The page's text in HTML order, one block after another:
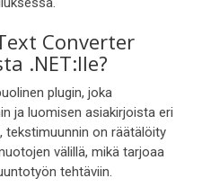
Converter
.NET:lle?
plugin, joka
ja luomisen asiakirjoista eri
on räätälöity
välillä, mikä tarjoaa
tehtäviin.